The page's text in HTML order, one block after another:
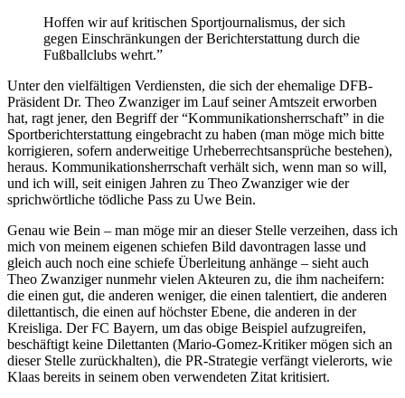
Hoffen wir auf kritischen Sportjournalismus, der sich
gegen Einschränkungen der Berichterstattung durch die
Fußballclubs wehrt.”
Unter den vielfältigen Verdiensten, die sich der ehemalige DFB-
Präsident Dr. Theo Zwanziger im Lauf seiner Amtszeit erworben
hat, ragt jener, den Begriff der “Kommunikationsherrschaft” in die
Sportberichterstattung eingebracht zu haben (man möge mich bitte
korrigieren, sofern anderweitige Urheberrechtsansprüche bestehen),
heraus. Kommunikationsherrschaft verhält sich, wenn man so will,
und ich will, seit einigen Jahren zu Theo Zwanziger wie der
sprichwörtliche tödliche Pass zu Uwe Bein.
Genau wie Bein – man möge mir an dieser Stelle verzeihen, dass ich
mich von meinem eigenen schiefen Bild davontragen lasse und
gleich auch noch eine schiefe Überleitung anhänge – sieht auch
Theo Zwanziger nunmehr vielen Akteuren zu, die ihm nacheifern:
die einen gut, die anderen weniger, die einen talentiert, die anderen
dilettantisch, die einen auf höchster Ebene, die anderen in der
Kreisliga. Der FC Bayern, um das obige Beispiel aufzugreifen,
beschäftigt keine Dilettanten (Mario-Gomez-Kritiker mögen sich an
dieser Stelle zurückhalten), die PR-Strategie verfängt vielerorts, wie
Klaas bereits in seinem oben verwendeten Zitat kritisiert.